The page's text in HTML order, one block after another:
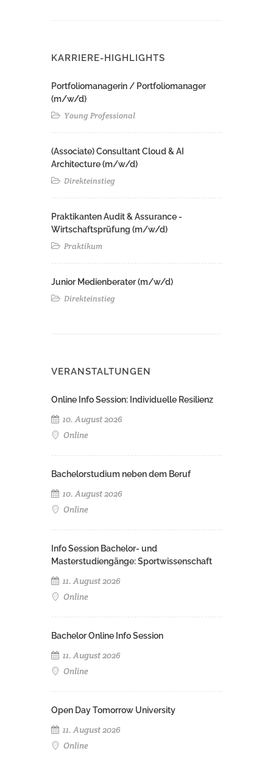
KARRIERE-HIGHLIGHTS
Portfoliomanagerin / Portfoliomanager
(m/w/d)
Young Professional
(Associate) Consultant Cloud & AI
Architecture (m/w/d)​ ​
Direkteinstieg
Praktikanten Audit & Assurance -
Wirtschaftsprüfung (m/w/d)
Praktikum
Junior Medienberater (m/w/d)
Direkteinstieg
VERANSTALTUNGEN
Online Info Session: Individuelle Resilienz
10. August 2026
Online
Bachelorstudium neben dem Beruf
10. August 2026
Online
Info Session Bachelor- und
Masterstudiengänge: Sportwissenschaft
11. August 2026
Online
Bachelor Online Info Session
11. August 2026
Online
Open Day Tomorrow University
11. August 2026
Online